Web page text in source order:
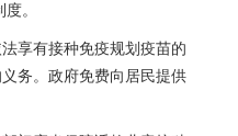
。
享有接种免疫规划疫苗的
务。政府免费向居民提供